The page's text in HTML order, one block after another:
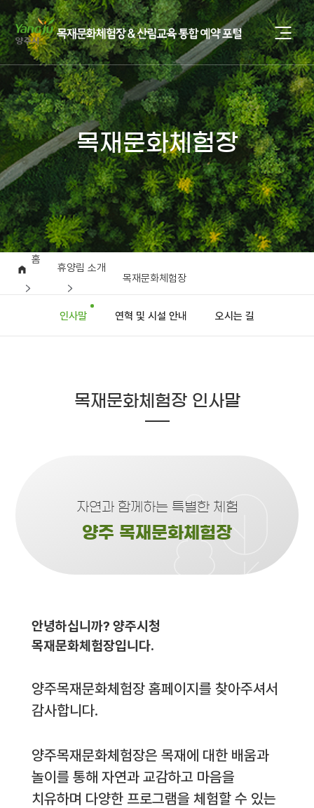
목재문화체험장
홈
휴양림 소개
목재문화체험장
인사말 연혁 및 시설 안내 오시는 길
목재문화체험장 인사말
자연과 함께하는 특별한 체험
양주 목재문화체험장
안녕하십니까? 양주시청
목재문화체험장입니다.
양주목재문화체험장 홈페이지를 찾아주셔서
감사합니다.
양주목재문화체험장은 목재에 대한 배움과
놀이를 통해 자연과 교감하고 마음을
치유하며 다양한 프로그램을 체험할 수 있는